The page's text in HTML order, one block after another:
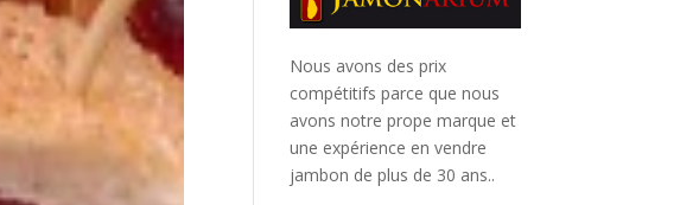
Nous avons des prix
compétitifs parce que nous
avons notre prope marque et
une expérience en vendre
jambon de plus de 30 ans..